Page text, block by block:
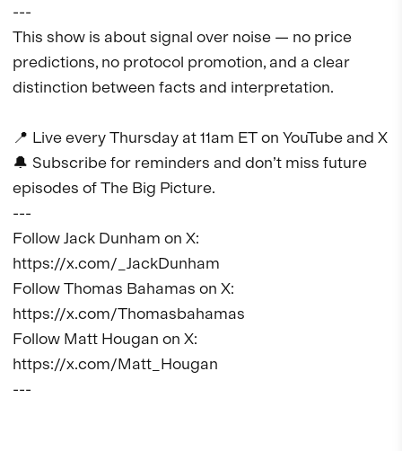
---
This show is about signal over noise — no price
predictions, no protocol promotion, and a clear
distinction between facts and interpretation.
📍 Live every Thursday at 11am ET on YouTube and X
🔔 Subscribe for reminders and don’t miss future
episodes of The Big Picture.
---
Follow Jack Dunham on X:
https://x.com/_JackDunham
Follow Thomas Bahamas on X:
https://x.com/Thomasbahamas
Follow Matt Hougan on X:
https://x.com/Matt_Hougan
---